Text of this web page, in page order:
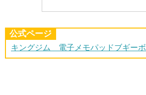
公式ページ
キングジム 電子メモパッドブギーボ